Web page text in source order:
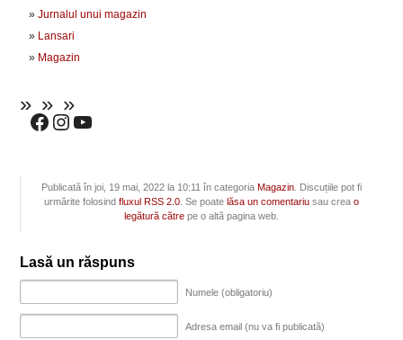
Jurnalul unui magazin
Lansari
Magazin
Publicată în joi, 19 mai, 2022 la 10:11 în categoriaMagazin . Discuțiile pot fi
urmărite folosindfluxul RSS 2.0 . Se poatelăsa un comentariu sau creao
legătură către pe o altă pagina web.
Lasă un răspuns
Numele (obligatoriu)
Adresa email (nu va fi publicată)